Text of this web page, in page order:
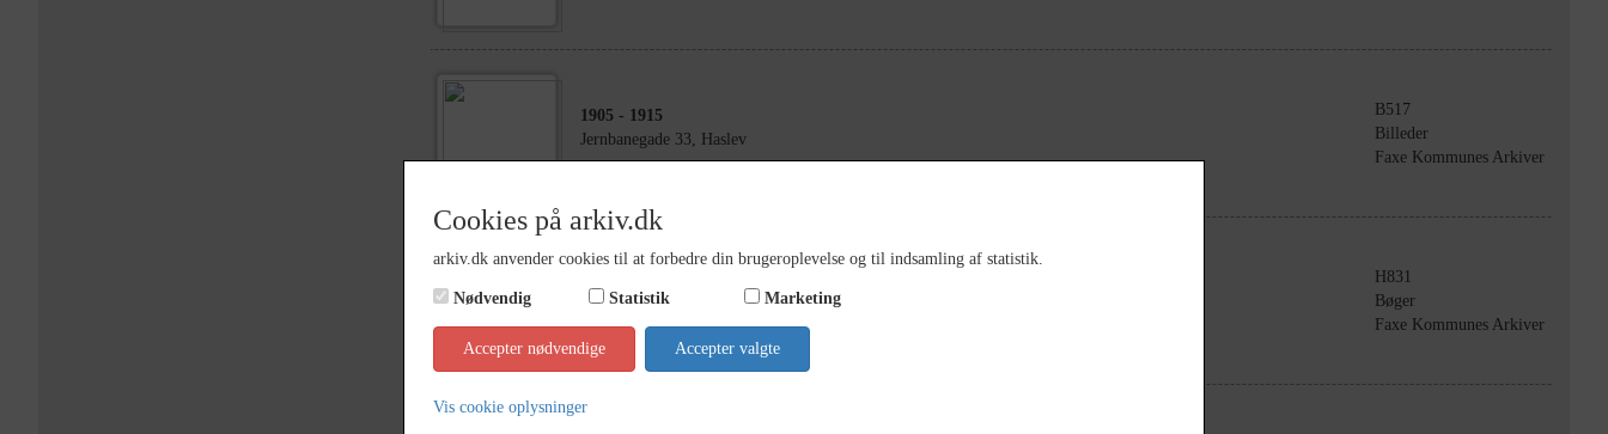
1905 - 1915
Jernbanegade 33, Haslev
B517
Billeder
Faxe Kommunes Arkiver
Klostergartneren 99
H831
Bøger
Faxe Kommunes Arkiver
Cookies på arkiv.dk
arkiv.dk anvender cookies til at forbedre din brugeroplevelse og til indsamling af statistik.
Nødvendig Statistik Marketing
Accepter nødvendige Accepter valgte
Vis cookie oplysninger